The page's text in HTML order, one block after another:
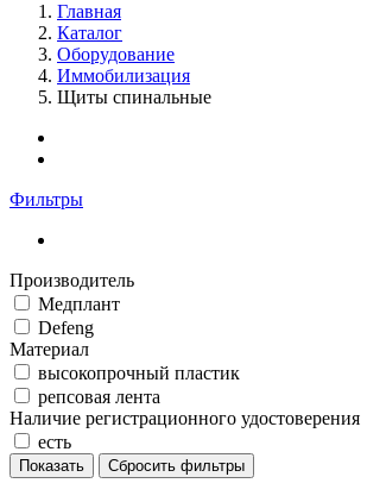
Главная
Каталог
Оборудование
Иммобилизация
Щиты спинальные
Фильтры
Производитель
Медплант
Defeng
Материал
высокопрочный пластик
репсовая лента
Наличие регистрационного удостоверения
есть